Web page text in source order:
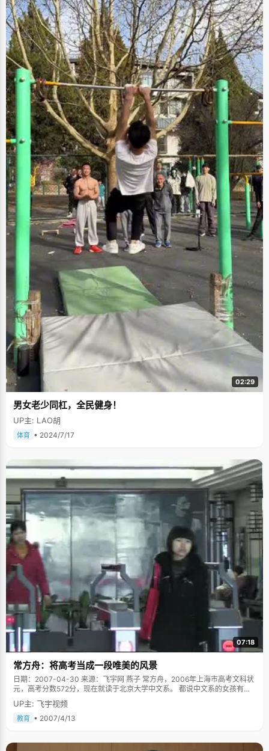
02:29
男女老少同杠，全民健身！
UP主: LAO胡
体育 • 2024/7/17
07:18
常方舟：将高考当成一段唯美的风景
日期：2007-04-30 来源：飞宇网 燕子 常方舟，2006年上海市高考文科状
元，高考分数572分，现在就读于北京大学中文系。 都说中文系的女孩有些
清高，因为读太多现实外的东西，可是面前的常方舟一张谦和温雅的面容，
从话语中，能分明的辨析出一份清晰的逻辑和良好的表达能力。 在常方舟刚
考状元的时候，一位老师曾经说："一个省乃至一个市里，跟状元水平相差无
UP主: 飞宇视频
教育 • 2007/4/13